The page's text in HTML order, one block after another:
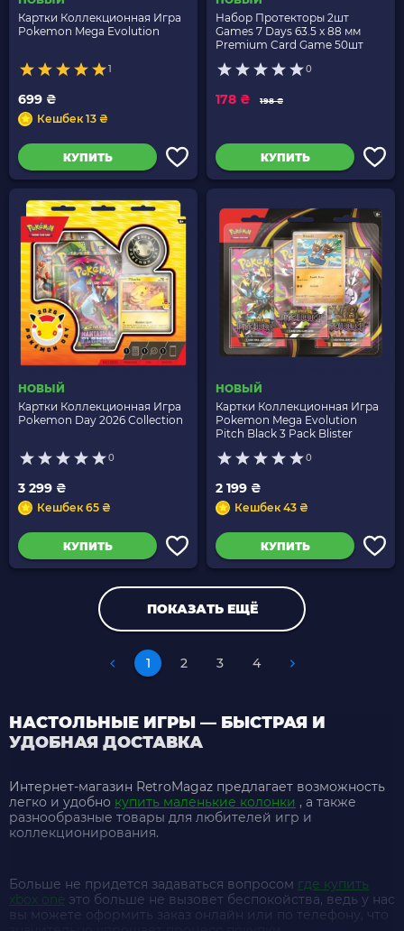
Картки Коллекционная Игра
Pokemon Mega Evolution
1
699 ₴
Кешбек 13 ₴
КУПИТЬ
Набор Протекторы 2шт
Games 7 Days 63.5 x 88 мм
Premium Card Game 50шт
0
198 ₴
178 ₴
КУПИТЬ
НОВЫЙ
Картки Коллекционная Игра
Pokemon Day 2026 Collection
0
3 299 ₴
Кешбек 65 ₴
КУПИТЬ
НОВЫЙ
Картки Коллекционная Игра
Pokemon Mega Evolution
Pitch Black 3 Pack Blister
0
2 199 ₴
Кешбек 43 ₴
КУПИТЬ
ПОКАЗАТЬ ЕЩЁ
1 2 3 4
НАСТОЛЬНЫЕ ИГРЫ — БЫСТРАЯ И
УДОБНАЯ ДОСТАВКА
Интернет-магазин RetroMagaz предлагает возможность
легко и удобно купить маленькие колонки , а также
разнообразные товары для любителей игр и
коллекционирования.
Больше не придется задаваться вопросом где купить
xbox one это больше не вызовет беспокойства, ведь у нас
вы можете оформить заказ онлайн или по телефону, что